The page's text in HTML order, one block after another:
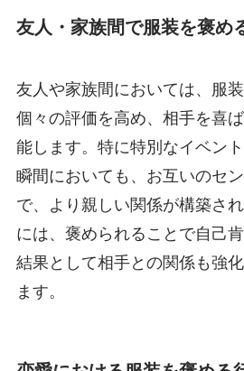
友人・家族間で服装を褒め
友人や家族間においては、服
個々の評価を高め、相手を喜
能します。特に特別なイベン
瞬間においても、お互いのセ
で、より親しい関係が構築さ
には、褒められることで自己
結果として相手との関係も強
ます。